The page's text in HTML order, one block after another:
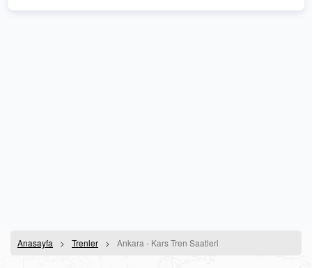
Anasayfa Trenler Ankara - Kars Tren Saatleri